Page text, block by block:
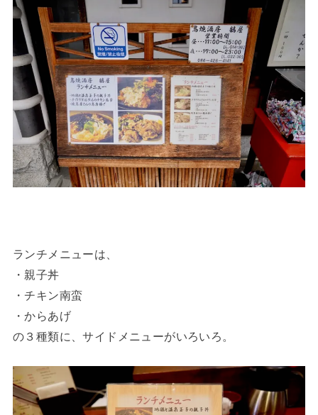
ランチメニューは、
・親子丼
・チキン南蛮
・からあげ
の３種類に、サイドメニューがいろいろ。